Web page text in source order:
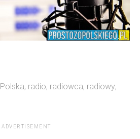
Polska, radio, radiowca, radiowy,
ADVERTISEMENT